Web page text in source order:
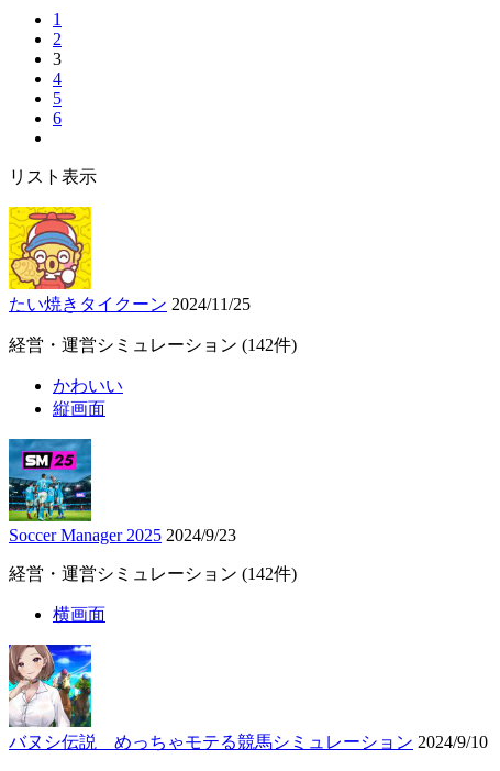
1
2
3
4
5
6
リスト表示
たい焼きタイクーン 2024/11/25
経営・運営シミュレーション (142件)
かわいい
縦画面
Soccer Manager 2025 2024/9/23
経営・運営シミュレーション (142件)
横画面
バヌシ伝説 めっちゃモテる競馬シミュレーション 2024/9/10